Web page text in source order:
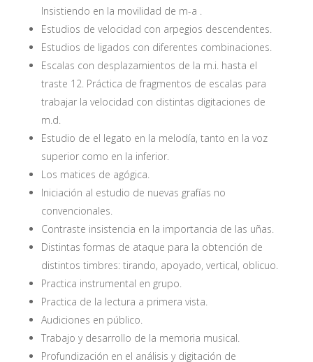
Insistiendo en la movilidad de m-a .
Estudios de velocidad con arpegios descendentes.
Estudios de ligados con diferentes combinaciones.
Escalas con desplazamientos de la m.i. hasta el
traste 12. Práctica de fragmentos de escalas para
trabajar la velocidad con distintas digitaciones de
m.d.
Estudio de el legato en la melodía, tanto en la voz
superior como en la inferior.
Los matices de agógica.
Iniciación al estudio de nuevas grafías no
convencionales.
Contraste insistencia en la importancia de las uñas.
Distintas formas de ataque para la obtención de
distintos timbres: tirando, apoyado, vertical, oblicuo.
Practica instrumental en grupo.
Practica de la lectura a primera vista.
Audiciones en público.
Trabajo y desarrollo de la memoria musical.
Profundización en el análisis y digitación de